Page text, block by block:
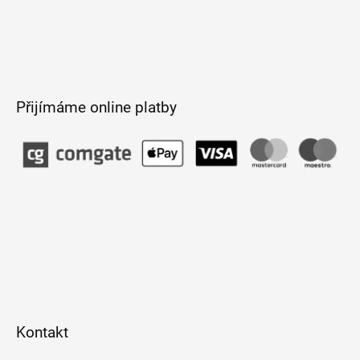
Přijímáme online platby
Kontakt